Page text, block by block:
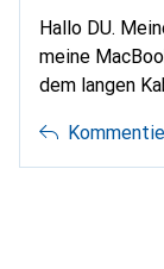
Hallo DU.
meine
dem langen